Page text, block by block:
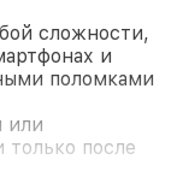
сложности,
и
поломками
или
только после